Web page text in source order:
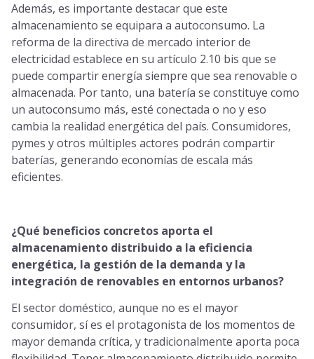
Además, es importante destacar que este
almacenamiento se equipara a autoconsumo. La
reforma de la directiva de mercado interior de
electricidad establece en su artículo 2.10 bis que se
puede compartir energía siempre que sea renovable o
almacenada. Por tanto, una batería se constituye como
un autoconsumo más, esté conectada o no y eso
cambia la realidad energética del país. Consumidores,
pymes y otros múltiples actores podrán compartir
baterías, generando economías de escala más
eficientes.
¿Qué beneficios concretos aporta el
almacenamiento distribuido a la eficiencia
energética, la gestión de la demanda y la
integración de renovables en entornos urbanos?
El sector doméstico, aunque no es el mayor
consumidor, sí es el protagonista de los momentos de
mayor demanda crítica, y tradicionalmente aporta poca